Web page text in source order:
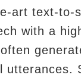
art text-to-
with a
utterances.